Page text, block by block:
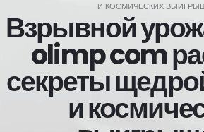
И КОСМИЧЕСКИХ
Взрывной
olimp com
секреты
и